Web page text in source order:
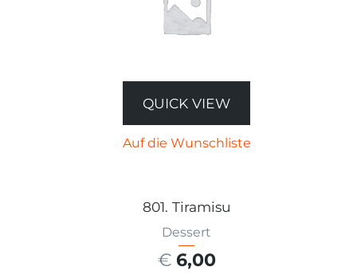
QUICK VIEW
Auf die Wunschliste
801. Tiramisu
Dessert
€ 6,00